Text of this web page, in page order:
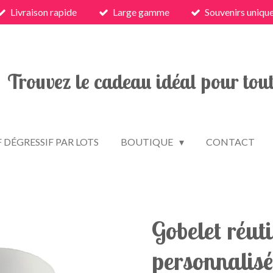
Livraison rapide Large gamme Souvenirs
Trouvez le cadeau idéal pour
DÉGRESSIF PAR LOTS BOUTIQUE CONTACT
Gobelet